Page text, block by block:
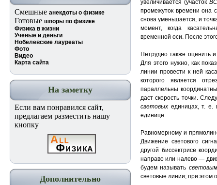
Смешные анекдоты о физике
Готовые шпоры по физике
Физика в жизни
Ученые и деньги
Нобелевские лауреаты
Фото
Видео
Карта сайта
На заметку
Если вам понравился сайт,
предлагаем разместить нашу
кнопку
Дополнительно
увеличивается (участок
промежуток времени она
снова уменьшается, и
момент, когда
временной оси. После
Нетрудно также оценить
Для этого нужно, как
линии провести к ней
которого является
параллельны
даст скорость точки.
световых единицах, т. е.
единице.
Равномерному и
Движение светового
другой биссектрисе
направо или налево —
будем называть световым
световые линии; при этом